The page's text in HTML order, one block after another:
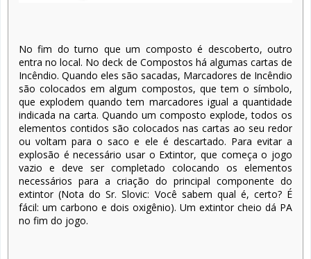
No fim do turno que um composto é descoberto, outro
entra no local. No deck de Compostos há algumas cartas de
Incêndio. Quando eles são sacadas, Marcadores de Incêndio
são colocados em algum compostos, que tem o símbolo,
que explodem quando tem marcadores igual a quantidade
indicada na carta. Quando um composto explode, todos os
elementos contidos são colocados nas cartas ao seu redor
ou voltam para o saco e ele é descartado. Para evitar a
explosão é necessário usar o Extintor, que começa o jogo
vazio e deve ser completado colocando os elementos
necessários para a criação do principal componente do
extintor (Nota do Sr. Slovic: Você sabem qual é, certo? É
fácil: um carbono e dois oxigênio). Um extintor cheio dá PA
no fim do jogo.